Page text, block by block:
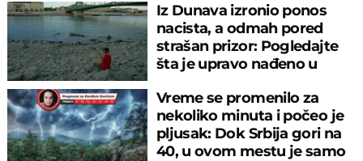
Iz Dunava izronio ponos
nacista, a odmah pored
strašan prizor: Pogledajte
šta je upravo nađeno u
Vreme se promenilo za
nekoliko minuta i počeo je
pljusak: Dok Srbija gori na
40, u ovom mestu je samo